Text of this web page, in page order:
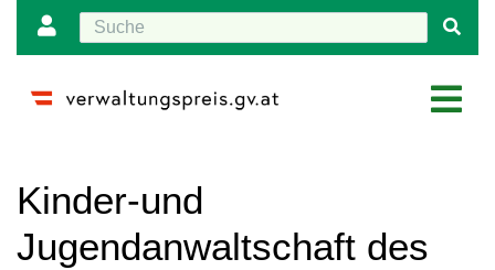
Kinder-und
Jugendanwaltschaft des